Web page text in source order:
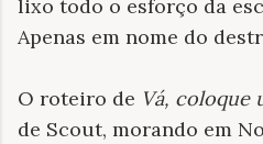
lixo todo o esforço da
Apenas em nome do
O roteiro de Vá, coloque
de Scout, morando em